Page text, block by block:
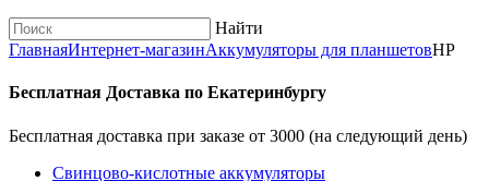
Найти
ГлавнаяИнтернет-магазинАккумуляторы для планшетовHP
Бесплатная Доставка по Екатеринбургу
Бесплатная доставка при заказе от 3000 (на следующий день)
Cвинцово-кислотные аккумуляторы